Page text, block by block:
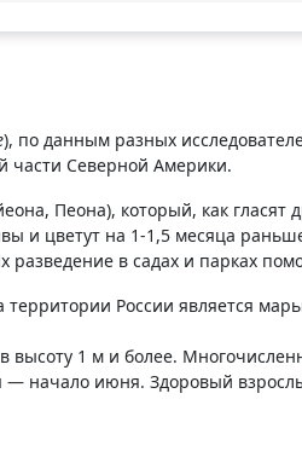
), по данным разных
части Северной Америки.
Пеона), который, как гласят
и цветут на 1-1,5 месяца
в садах и парках
России является
высоту 1 м и более.
начало июня. Здоровый